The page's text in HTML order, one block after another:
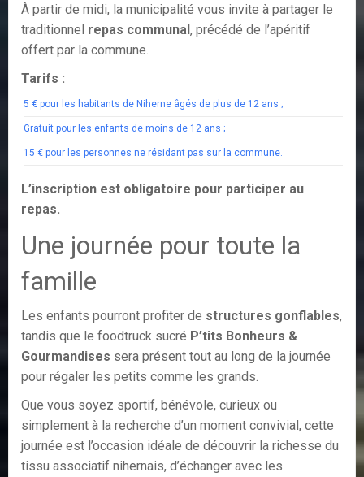
À partir de midi, la municipalité vous invite à partager le
traditionnel repas communal, précédé de l’apéritif
offert par la commune.
Tarifs :
5 € pour les habitants de Niherne âgés de plus de 12 ans ;
Gratuit pour les enfants de moins de 12 ans ;
15 € pour les personnes ne résidant pas sur la commune.
L’inscription est obligatoire pour participer au
repas.
Une journée pour toute la
famille
Les enfants pourront profiter de structures gonflables,
tandis que le foodtruck sucré P’tits Bonheurs &
Gourmandises sera présent tout au long de la journée
pour régaler les petits comme les grands.
Que vous soyez sportif, bénévole, curieux ou
simplement à la recherche d’un moment convivial, cette
journée est l’occasion idéale de découvrir la richesse du
tissu associatif nihernais, d’échanger avec les